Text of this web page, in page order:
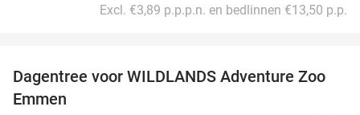
Excl. €3,89 p.p.p.n. en bedlinnen €13,50 p.p.
24%
Dagentree voor WILDLANDS Adventure Zoo
Emmen